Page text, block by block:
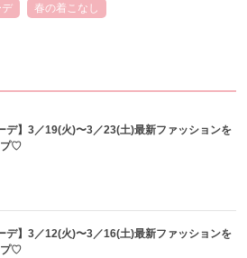
デ 春の着こなし
デ】3／19(火)〜3／23(土)最新ファッションを
プ♡
デ】3／12(火)〜3／16(土)最新ファッションを
プ♡